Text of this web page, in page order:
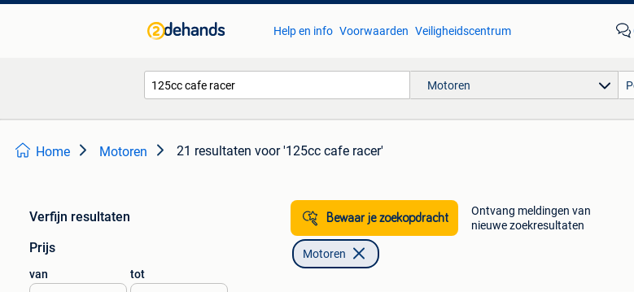
Help en info Voorwaarden Veiligheidscentrum
Motoren
Home Motoren 21 resultaten voor '125cc cafe racer'
Verfijn resultaten
Prijs
van tot
Bewaar je zoekopdracht
Ontvang meldingen van
nieuwe zoekresultaten
Motoren